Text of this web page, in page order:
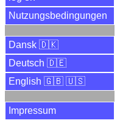
Nutzungsbedingungen
Dansk 🇩🇰
Deutsch 🇩🇪
English 🇬🇧 🇺🇸
Impressum